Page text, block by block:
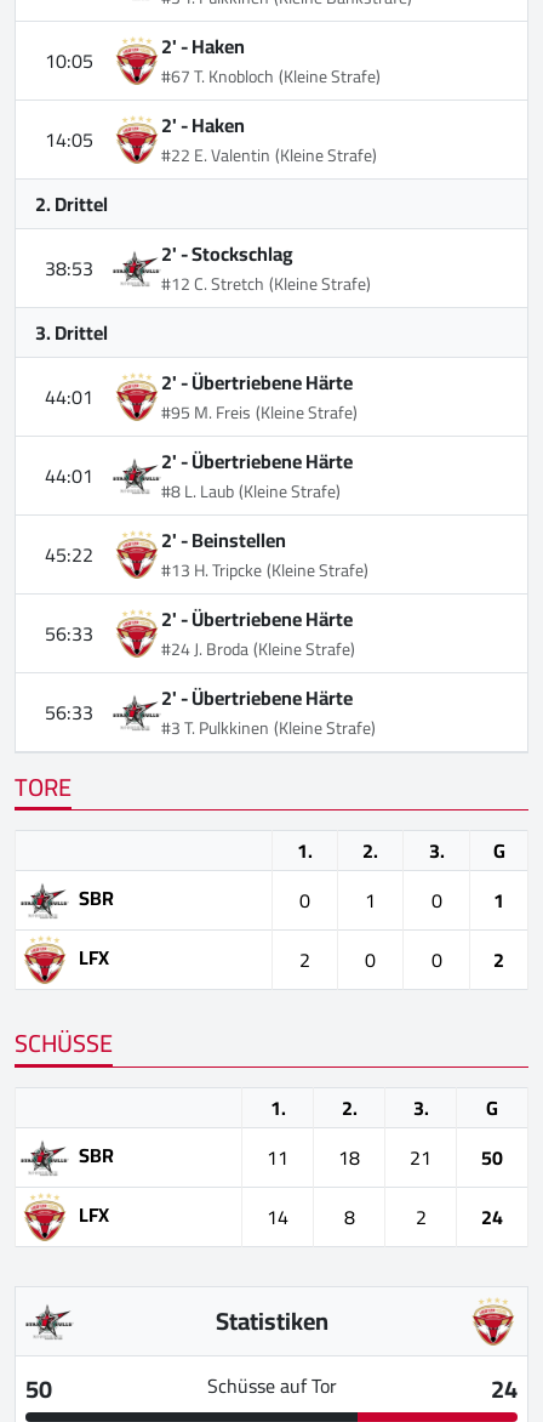
10:05 2' -Haken
#67 T. Knobloch(Kleine Strafe)
14:05 2' -Haken
#22 E. Valentin(Kleine Strafe)
2. Drittel
38:53
2' -Stockschlag
#12 C. Stretch(Kleine Strafe)
3. Drittel
44:01
2' -Übertriebene Härte
#95 M. Freis(Kleine Strafe)
44:01 2' -Übertriebene Härte
#8 L. Laub(Kleine Strafe)
45:22 2' -Beinstellen
#13 H. Tripcke(Kleine Strafe)
56:33 2' -Übertriebene Härte
#24 J. Broda(Kleine Strafe)
56:33 2' -Übertriebene Härte
#3 T. Pulkkinen(Kleine Strafe)
TORE
1. 2. 3.
G
SBR
0 1 0
1
LFX
2 0 0 2
SCHÜSSE
1. 2. 3.
G
SBR
11 18 21
50
LFX
14 8 2 24
Statistiken
50
Schüsse auf Tor
24